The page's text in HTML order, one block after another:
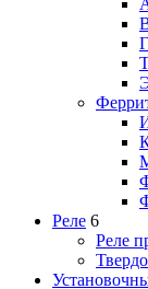
Реле 6
Реле